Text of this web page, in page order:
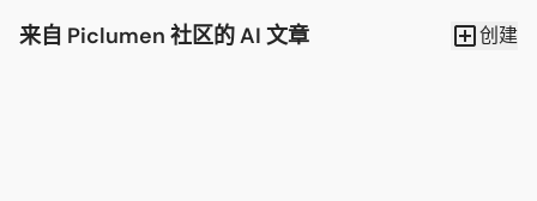
来自 Piclumen 社区的 AI 文章 创建